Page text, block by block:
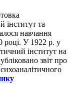
інститут та
навчання
році. У 1922 р. у
інститут на
звіт про